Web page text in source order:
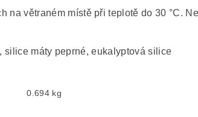
na větraném místě při teplotě do 30 °C.
máty peprné, eukalyptová silice
0.694 kg